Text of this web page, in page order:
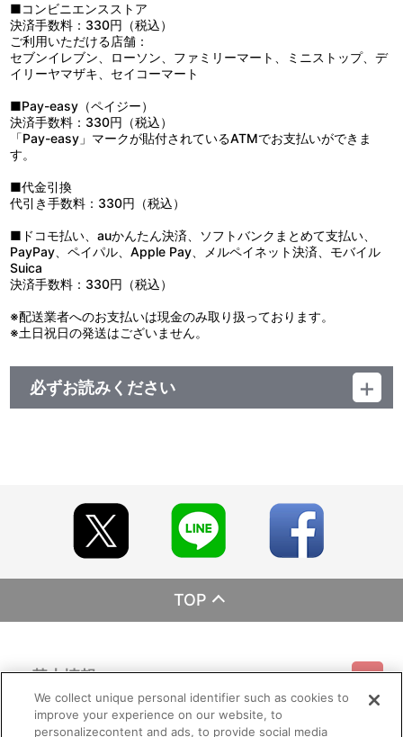
■コンビニエンスストア
決済手数料：330円（税込）
ご利用いただける店舗：
セブンイレブン、ローソン、ファミリーマート、ミニストップ、デ
イリーヤマザキ、セイコーマート
■Pay-easy（ペイジー）
決済手数料：330円（税込）
「Pay-easy」マークが貼付されているATMでお支払いができま
す。
■代金引換
代引き手数料：330円（税込）
■ドコモ払い、auかんたん決済、ソフトバンクまとめて支払い、
PayPay、ペイパル、Apple Pay、メルペイネット決済、モバイル
Suica
決済手数料：330円（税込）
※配送業者へのお支払いは現金のみ取り扱っております。
※土日祝日の発送はございません。
必ずお読みください
TOP
基本情報
利用規約 特定商取引法に基づく表示 プライバシーポリシー
ご利用情報
We collect unique personal identifier such as cookies to
improve your experience on our website, to
personalizecontent and ads, to provide social media